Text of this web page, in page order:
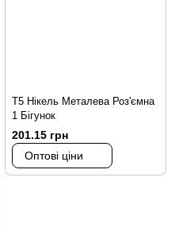
Т5 Нікель Металева Роз'ємна
1 Бігунок
201.15 грн
Оптові ціни